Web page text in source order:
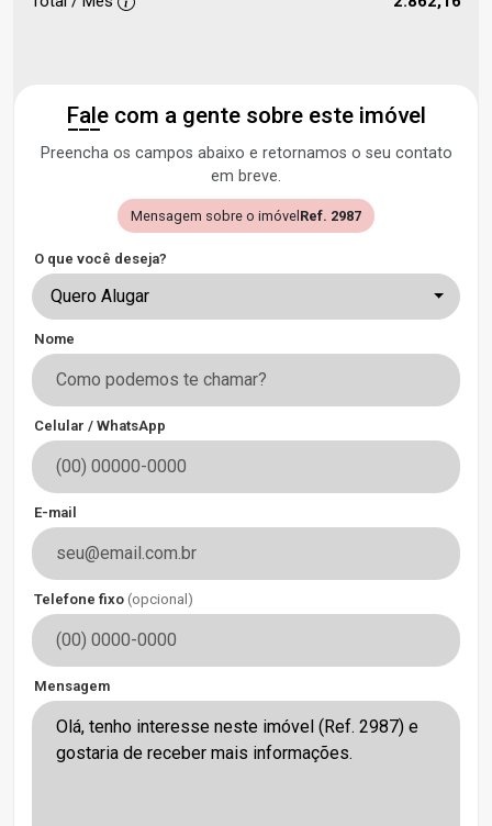
Fale com a gente sobre este imóvel
Preencha os campos abaixo e retornamos o seu contato
em breve.
Mensagem sobre o imóvelRef. 2987
O que você deseja?
Quero Alugar
Nome
Celular / WhatsApp
E-mail
Telefone fixo (opcional)
Mensagem